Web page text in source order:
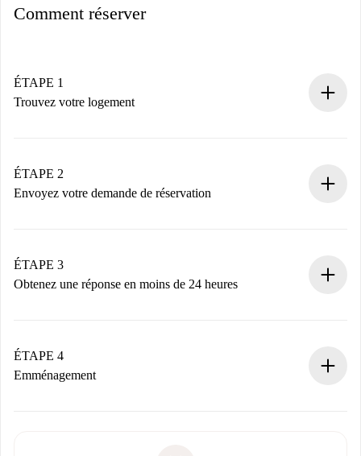
Comment réserver
ÉTAPE 1
Trouvez votre logement
Vous disposez à l’avance de toutes les informations
nécessaires.
ÉTAPE 2
Envoyez votre demande de réservation
Nous ne vous facturerons rien tant que le propriétaire
n’aura pas accepté.
ÉTAPE 3
Obtenez une réponse en moins de 24 heures
contact avec le propriétaire.
Si refusé : aucun prélèvement et nous vous proposerons
ÉTAPE 4
Emménagement